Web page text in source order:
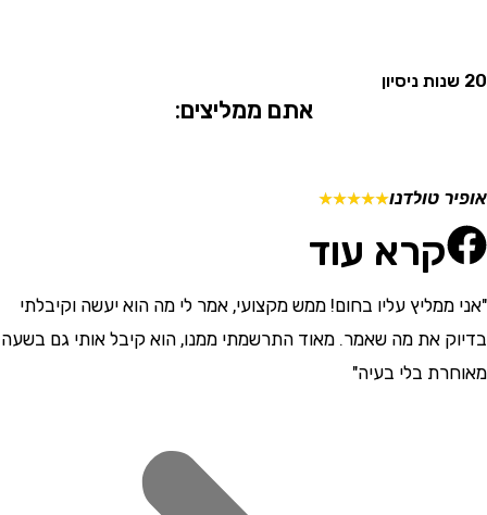
אתם ממליצים:
טולדנו☆
☆
☆
☆
☆
קרא עוד
עליו בחום! ממש מקצועי, אמר לי מה הוא יעשה וקיבלתי
את מה שאמר. מאוד התרשמתי ממנו, הוא קיבל אותי גם בשעה
בלי בעיה"